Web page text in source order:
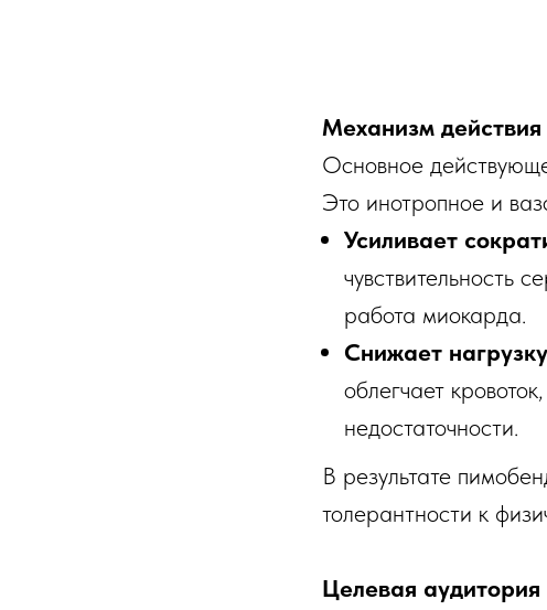
Механизм действия
Основное
Это инотропное и
Усиливает
чувствительность
работа миокарда.
Снижает
облегчает
недостаточности.
В результате
толерантности к
Целевая